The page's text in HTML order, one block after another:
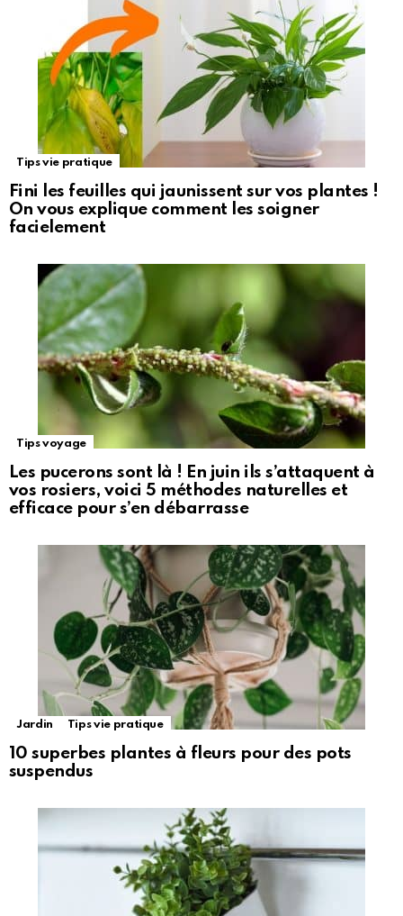
Tips vie pratique
Fini les feuilles qui jaunissent sur vos plantes !
On vous explique comment les soigner
facielement
Tips voyage
Les pucerons sont là ! En juin ils s’attaquent à
vos rosiers, voici 5 méthodes naturelles et
efficace pour s’en débarrasse
Jardin Tips vie pratique
10 superbes plantes à fleurs pour des pots
suspendus